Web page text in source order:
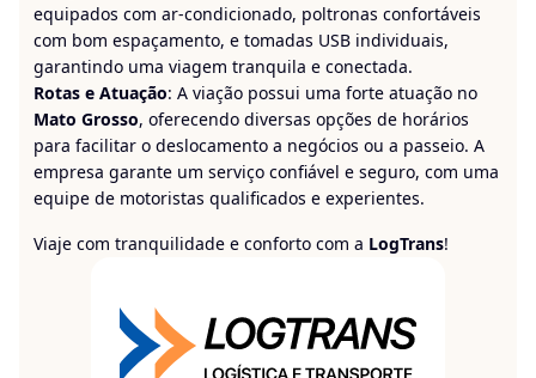
equipados com ar-condicionado, poltronas confortáveis
com bom espaçamento, e tomadas USB individuais,
garantindo uma viagem tranquila e conectada.
Rotas e Atuação: A viação possui uma forte atuação no
Mato Grosso, oferecendo diversas opções de horários
para facilitar o deslocamento a negócios ou a passeio. A
empresa garante um serviço confiável e seguro, com uma
equipe de motoristas qualificados e experientes.
Viaje com tranquilidade e conforto com a LogTrans!